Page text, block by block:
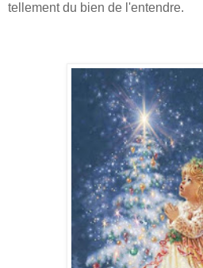
tellement du bien de l'entendre.